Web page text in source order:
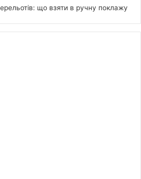
що взяти в ручну поклажу